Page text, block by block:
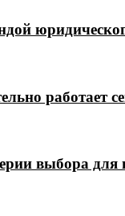
работает
выбора для